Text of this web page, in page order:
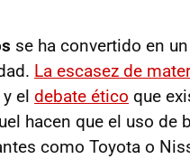
se ha convertido en
La escasez de
el debate ético que
hacen que el uso de
como Toyota o